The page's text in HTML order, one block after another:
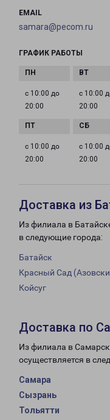
EMAIL
samara@pecom.ru
ГРАФИК РАБОТЫ
с 10:00 до
20:00
с 10:00
20:00
с 10:00 до
20:00
с 10:00
20:00
Доставка из
Из филиала в
в следующие города:
Батайск
Красный Сад
Койсуг
Доставка по
Из филиала в
осуществляется в
Самара
Сызрань
Тольятти